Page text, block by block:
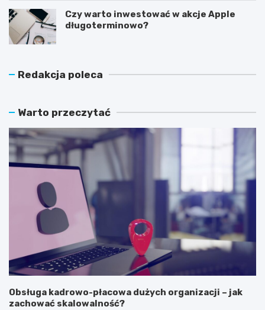
Czy warto inwestować w akcje Apple
długoterminowo?
Redakcja poleca
Warto przeczytać
Obsługa kadrowo-płacowa dużych organizacji – jak
zachować skalowalność?